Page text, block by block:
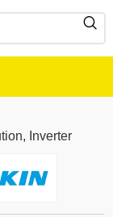
Inverter